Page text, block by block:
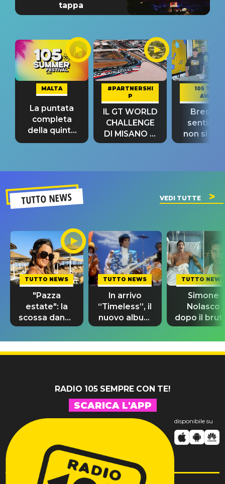
tappa
MALTA
La puntata
completa
della quinta
tappa
#PARTNERSHI
P
IL GT WORLD
CHALLENGE
DI MISANO si
riconferma
105 TAKE
AWAY
Bresh:
non si
fino alla
TUTTO NEWS VEDI TUTTE
TUTTO NEWS
"Pazza
estate": la
scossa dance
di Sara
Tommasi
TUTTO NEWS
In arrivo
“Timeless”, il
nuovo album
di Prince con
10 brani
inediti
TUTTO NEWS
Simone
Nolasco
dopo il
incidente:
"Sono così
grato alla
RADIO 105 SEMPRE CON TE!
SCARICA L'APP
disponibile su